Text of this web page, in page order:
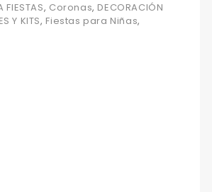
FIESTAS, Coronas, DECORACIÓN
Y KITS, Fiestas para Niñas,